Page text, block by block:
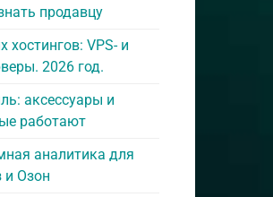
продавцу
хостингов: VPS- и
2026 год.
аксессуары и
работают
аналитика для
и Озон